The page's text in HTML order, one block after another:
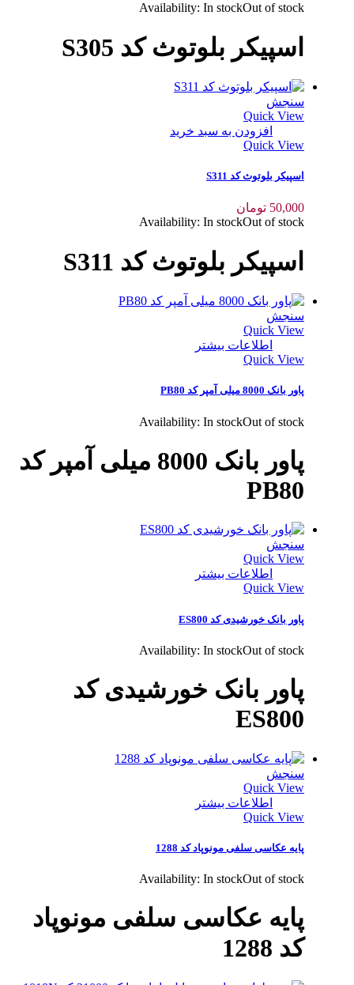
Availability:In stockOut of stock
اسپیکر بلوتوث کد S305
سنجش
Quick View
افزودن به سبد خرید
Quick View
اسپیکر بلوتوث کد S311
50,000 تومان
Availability:In stockOut of stock
اسپیکر بلوتوث کد S311
سنجش
Quick View
اطلاعات بیشتر
Quick View
پاور بانک 8000 میلی آمپر کد PB80
Availability:In stockOut of stock
پاور بانک 8000 میلی آمپر کد
PB80
سنجش
Quick View
اطلاعات بیشتر
Quick View
پاور بانک خورشیدی کد ES800
Availability:In stockOut of stock
پاور بانک خورشیدی کد
ES800
سنجش
Quick View
اطلاعات بیشتر
Quick View
پایه عکاسی سلفی مونوپاد کد 1288
Availability:In stockOut of stock
پایه عکاسی سلفی مونوپاد
کد 1288